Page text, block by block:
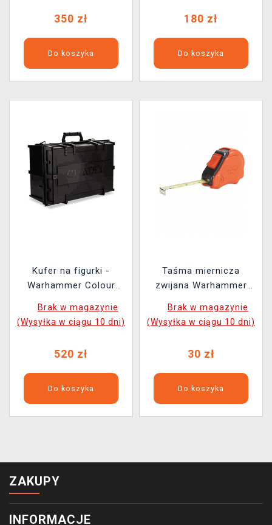
350 zł
Do koszyka
180 zł
Do koszyka
Kufer na figurki -
Warhammer Colour
Brak w magazynie
(Wysyłka w ciągu 10 dni)
520 zł
Do koszyka
Taśma miernicza
zwijana Warhammer
Brak w magazynie
(Wysyłka w ciągu 10 dni)
30 zł
Do koszyka
ZAKUPY
INFORMACJE